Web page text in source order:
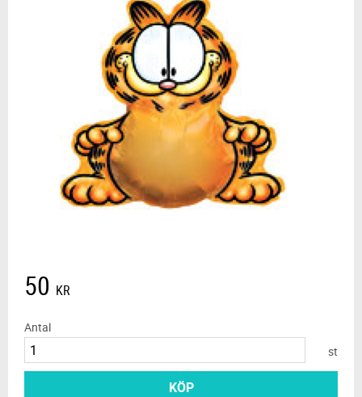
50 KR
Antal
st
KÖP